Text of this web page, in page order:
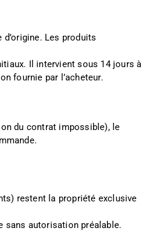
Les produits
Il intervient sous 14 jours à
fournie par l’acheteur.
du contrat impossible), le
restent la propriété exclusive
sans autorisation préalable.